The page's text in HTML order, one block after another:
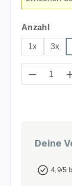
Anzahl
1x 3x
Produkt
Deine
4,9/5